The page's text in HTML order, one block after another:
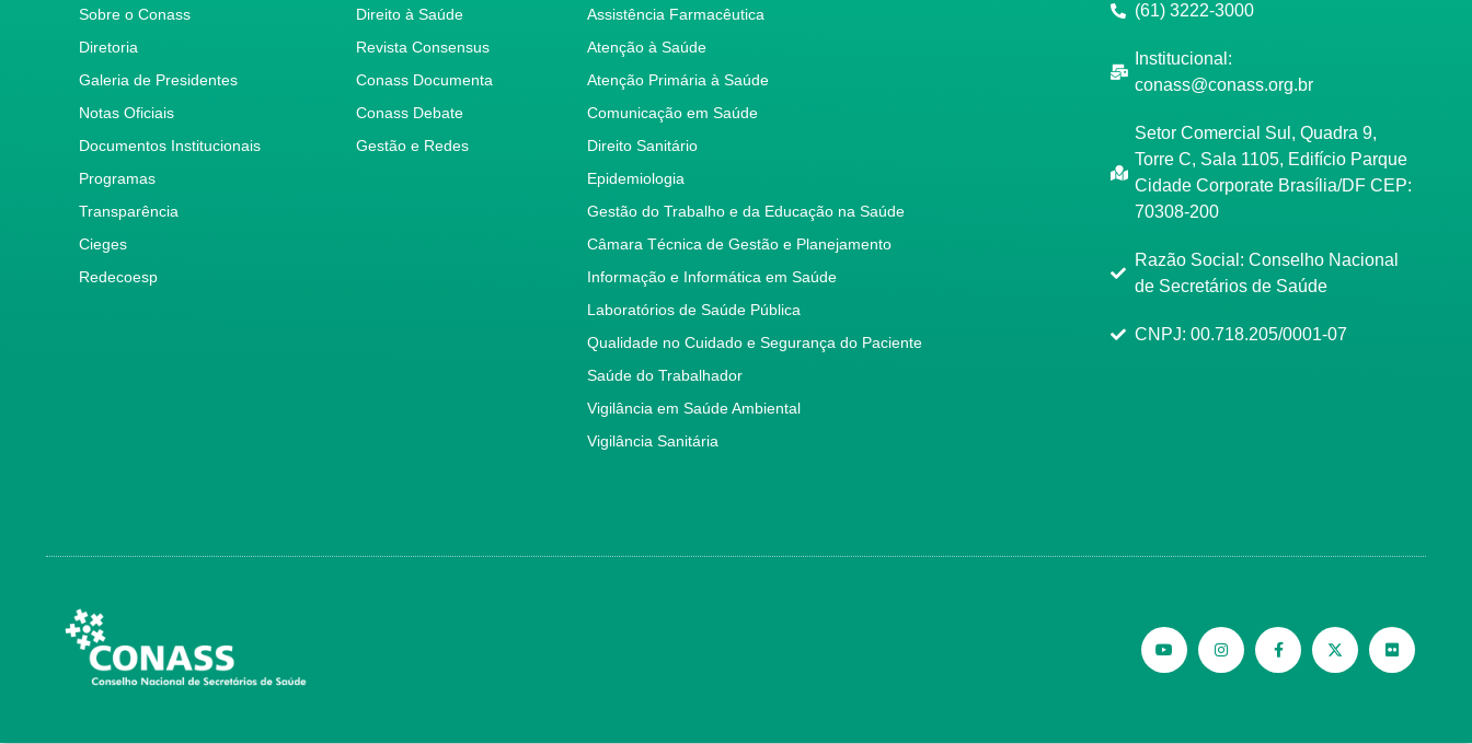
Sobre o Conass
Diretoria
Galeria de Presidentes
Notas Oficiais
Documentos Institucionais
Programas
Transparência
Cieges
Redecoesp
Direito à Saúde
Revista Consensus
Conass Documenta
Conass Debate
Gestão e Redes
Assistência Farmacêutica
Atenção à Saúde
Atenção Primária à Saúde
Comunicação em Saúde
Direito Sanitário
Epidemiologia
Gestão do Trabalho e da Educação na Saúde
Câmara Técnica de Gestão e Planejamento
Informação e Informática em Saúde
Laboratórios de Saúde Pública
Qualidade no Cuidado e Segurança do Paciente
Saúde do Trabalhador
Vigilância em Saúde Ambiental
Vigilância Sanitária
(61) 3222-3000
Institucional:
conass@conass.org.br
Setor Comercial Sul, Quadra 9,
Torre C, Sala 1105, Edifício Parque
Cidade Corporate Brasília/DF CEP:
70308-200
Razão Social: Conselho Nacional
de Secretários de Saúde
CNPJ: 00.718.205/0001-07